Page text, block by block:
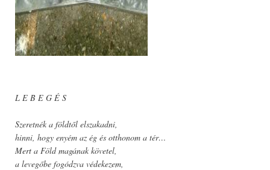
L E B E G É S
Szeretnék a földtől elszakadni,
hinni, hogy enyém az ég és otthonom a tér…
Mert a Föld magának követel,
a levegőbe fogódzva védekezem,